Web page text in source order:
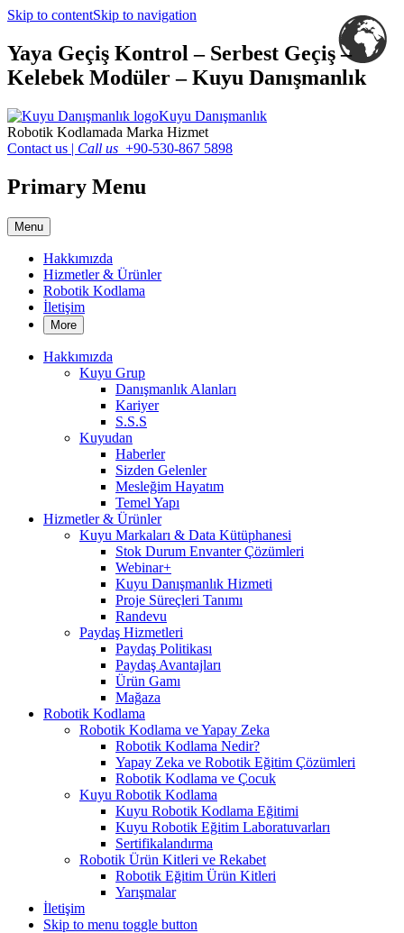
Skip to contentSkip to navigation
Yaya Geçiş Kontrol – Serbest Geçiş –
Kelebek Modüler – Kuyu Danışmanlık
Kuyu Danışmanlık
Robotik Kodlamada Marka Hizmet
Contact us | Call us +90-530-867 5898
Primary Menu
Menu
Hakkımızda
Hizmetler & Ürünler
Robotik Kodlama
İletişim
More
Hakkımızda
Kuyu Grup
Danışmanlık Alanları
Kariyer
S.S.S
Kuyudan
Haberler
Sizden Gelenler
Mesleğim Hayatım
Temel Yapı
Hizmetler & Ürünler
Kuyu Markaları & Data Kütüphanesi
Stok Durum Envanter Çözümleri
Webinar+
Kuyu Danışmanlık Hizmeti
Proje Süreçleri Tanımı
Randevu
Paydaş Hizmetleri
Paydaş Politikası
Paydaş Avantajları
Ürün Gamı
Mağaza
Robotik Kodlama
Robotik Kodlama ve Yapay Zeka
Robotik Kodlama Nedir?
Yapay Zeka ve Robotik Eğitim Çözümleri
Robotik Kodlama ve Çocuk
Kuyu Robotik Kodlama
Kuyu Robotik Kodlama Eğitimi
Kuyu Robotik Eğitim Laboratuvarları
Sertifikalandırma
Robotik Ürün Kitleri ve Rekabet
Robotik Eğitim Ürün Kitleri
Yarışmalar
İletişim
Skip to menu toggle button